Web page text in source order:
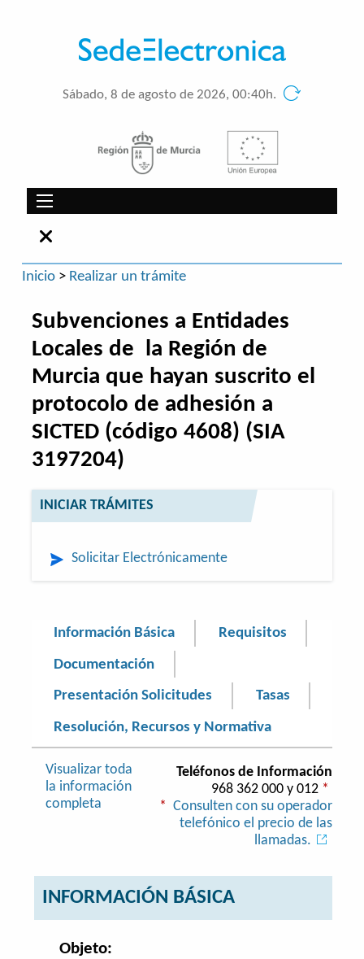
Sábado, 8 de agosto de 2026, 00:40h.
Inicio> Realizar un trámite
Subvenciones a Entidades
Locales de la Región de
Murcia que hayan suscrito el
protocolo de adhesión a
SICTED (código 4608) (SIA
3197204)
INICIAR TRÁMITES
Solicitar Electrónicamente
Información Básica Requisitos
Documentación
Presentación Solicitudes Tasas
Resolución, Recursos y Normativa
Visualizar toda
la información
completa
Teléfonos de Información
968 362 000 y 012 *
*
Consulten con su operador
telefónico el precio de las
llamadas.
INFORMACIÓN BÁSICA
Objeto: